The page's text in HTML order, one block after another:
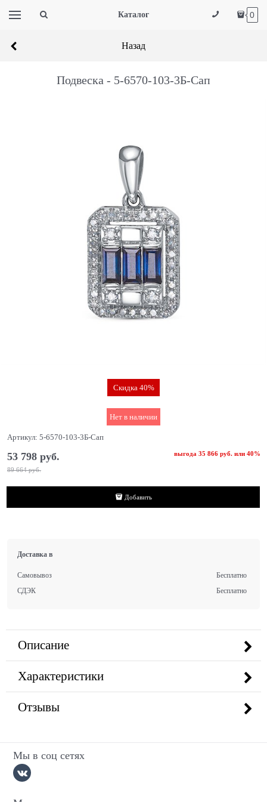
Каталог 0
Назад
Подвеска - 5-6570-103-3Б-Сап
Скидка 40%
Нет в наличии
Артикул: 5-6570-103-3Б-Сап
89 664 руб.
53 798 руб. выгода 35 866 руб.или 40%
Добавить
Доставка в
Самовывоз
Бесплатно
СДЭК
Бесплатно
Описание
Характеристики
Отзывы
Мы в соц сетях